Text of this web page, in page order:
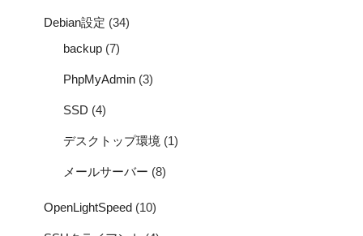
Debian設定 (34)
backup (7)
PhpMyAdmin (3)
SSD (4)
デスクトップ環境 (1)
メールサーバー (8)
OpenLightSpeed (10)